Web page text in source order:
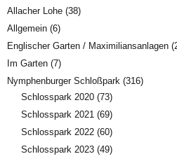
Allacher Lohe (38)
Allgemein (6)
Englischer Garten / Maximiliansanlagen
Im Garten (7)
Nymphenburger Schloßpark (316)
Schlosspark 2020 (73)
Schlosspark 2021 (69)
Schlosspark 2022 (60)
Schlosspark 2023 (49)